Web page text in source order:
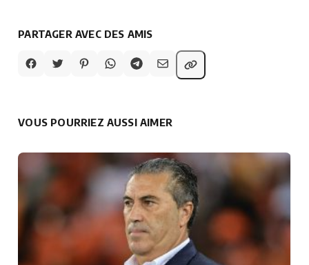
PARTAGER AVEC DES AMIS
VOUS POURRIEZ AUSSI AIMER